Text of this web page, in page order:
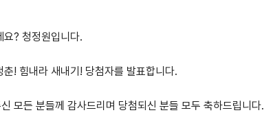
요? 청정원입니다.
춘! 힘내라 새내기! 당첨자를 발표합니다.
모든 분들께 감사드리며 당첨되신 분들 모두 축하드립니다.